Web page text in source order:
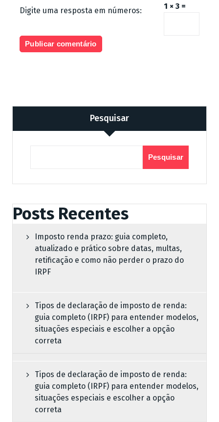
Digite uma resposta em números: 1 × 3 =
Pesquisar
Pesquisar
Posts Recentes
Imposto renda prazo: guia completo,
atualizado e prático sobre datas, multas,
retificação e como não perder o prazo do
IRPF
Tipos de declaração de imposto de renda:
guia completo (IRPF) para entender modelos,
situações especiais e escolher a opção
correta
Tipos de declaração de imposto de renda:
guia completo (IRPF) para entender modelos,
situações especiais e escolher a opção
correta